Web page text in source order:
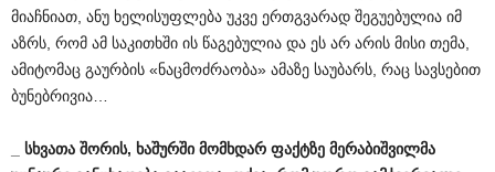
მიაჩნიათ, ანუ ხელისუფლება უკვე ერთგვარად შეგუებულია იმ
აზრს, რომ ამ საკითხში ის წაგებულია და ეს არ არის მისი თემა,
ამიტომაც გაურბის «ნაცმოძრაობა» ამაზე საუბარს, რაც სავსებით
ბუნებრივია…
სხვათა შორის, ხაშურში მომხდარ ფაქტზე მერაბიშვილმა